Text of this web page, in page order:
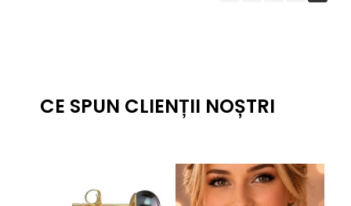
CE SPUN CLIENȚII NOȘTRI